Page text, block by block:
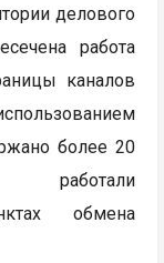
делового
работа
каналов
более 20
обмена